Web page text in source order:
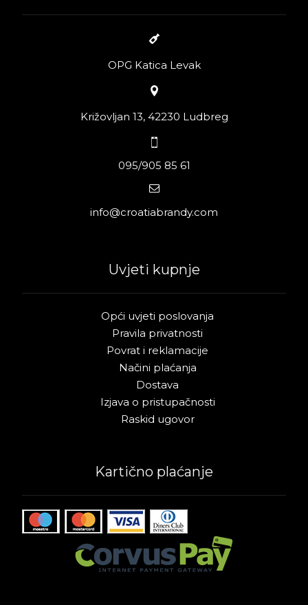
OPG Katica Levak
Križovljan 13, 42230 Ludbreg
095/905 85 61
info@croatiabrandy.com
Uvjeti kupnje
Opći uvjeti poslovanja
Pravila privatnosti
Povrat i reklamacije
Načini plaćanja
Dostava
Izjava o pristupačnosti
Raskid ugovor
Kartično plaćanje